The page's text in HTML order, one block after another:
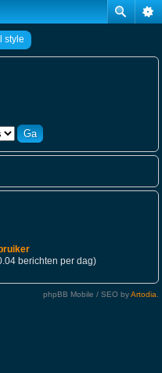
style
berichten per dag)
phpBB Mobile / SEO byArtodia